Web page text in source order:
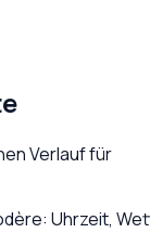
Verlauf für
: Uhrzeit,